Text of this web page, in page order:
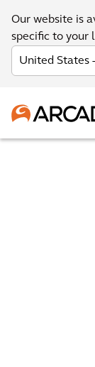
Our website is
specific to your